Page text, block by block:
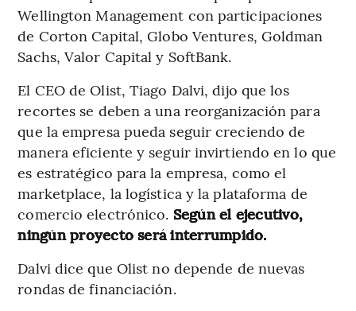
Wellington Management con participaciones
de Corton Capital, Globo Ventures, Goldman
Sachs, Valor Capital y SoftBank.
El CEO de Olist, Tiago Dalvi, dijo que los
recortes se deben a una reorganización para
que la empresa pueda seguir creciendo de
manera eficiente y seguir invirtiendo en lo que
es estratégico para la empresa, como el
marketplace, la logística y la plataforma de
comercio electrónico. Según el ejecutivo,
ningún proyecto será interrumpido.
Dalvi dice que Olist no depende de nuevas
rondas de financiación.